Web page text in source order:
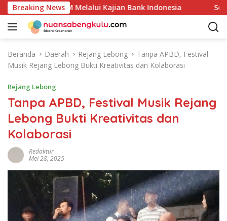
a
Breaking News
UMKM Melalui Kajian Bank Indonesia Sekda
Beranda Daerah Rejang Lebong
Tanpa APBD, Festival
Musik Rejang Lebong Bukti Kreativitas dan Kolaborasi
Rejang Lebong
Tanpa APBD, Festival Musik Rejang
Lebong Bukti Kreativitas dan
Kolaborasi
Redaktur
Mei 28, 2025